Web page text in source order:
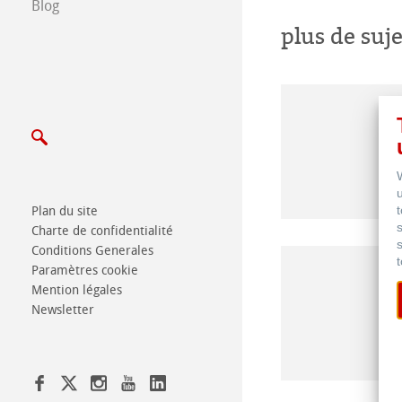
Salons
Blog
Plan du site
Charte de confidentialité
Conditions Generales
Paramètres cookie
Mention légales
Newsletter
plus de